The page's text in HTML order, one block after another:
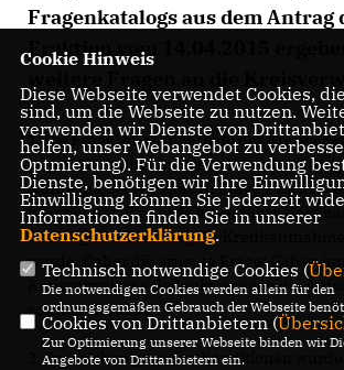
Fragenkatalogs aus dem Antrag
Fraktion vom 14.04.2015
1. Die Frage, ob es innerhalb der
gegen die Aufnahme eines
wurde mit der Antwort zu Frage 2 nicht
beantwortet. Es wurde ausgeführt, dass
Prüfung und Beratung die
wurde. Daher die erneute Frage: Gab es
Kreisverwaltung Bedenken gegen die
solchen Kredites?
2. Zu welchen genauen Konditionen wurde
Cookie Hinweis
Diese Webseite verwendet Cookies,
sind, um die Webseite zu nutzen.
verwenden wir Dienste von
helfen, unser Webangebot zu
Optmierung). Für die Verwendung
Dienste, benötigen wir Ihre
Einwilligung können Sie jederzeit
Informationen finden Sie in unserer
Datenschutzerklärung.
Technisch notwendige Cookies (
Die notwendigen Cookies werden allein für den
ordnungsgemäßen Gebrauch der Webseite
Cookies von Drittanbietern (
Zur Optimierung unserer Webseite binden wir
Angebote von Drittanbietern ein.